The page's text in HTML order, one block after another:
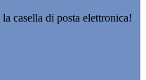
casella di posta elettronica!